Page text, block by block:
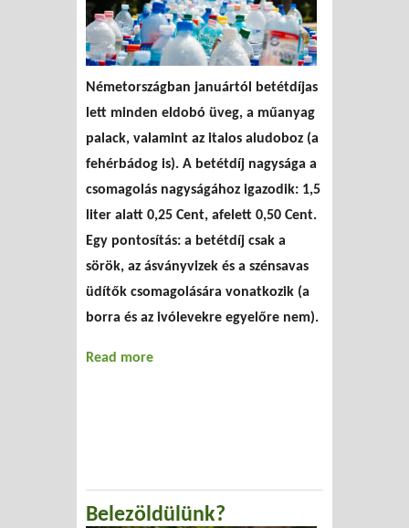
Németországban januártól betétdíjas
lett minden eldobó üveg, a műanyag
palack, valamint az italos aludoboz (a
fehérbádog is). A betétdíj nagysága a
csomagolás nagyságához igazodik: 1,5
liter alatt 0,25 Cent, afelett 0,50 Cent.
Egy pontosítás: a betétdíj csak a
sörök, az ásványvizek és a szénsavas
üdítők csomagolására vonatkozik (a
borra és az ivólevekre egyelőre nem).
Read more
Belezöldülünk?